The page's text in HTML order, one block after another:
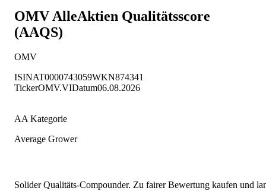
OMV AlleAktien Qualitätsscore
(AAQS)
OMV
ISINAT0000743059WKN874341
TickerOMV.VIDatum06.08.2026
AA Kategorie
Average Grower
Solider Qualitäts-Compounder. Zu fairer Bewertung kaufen und